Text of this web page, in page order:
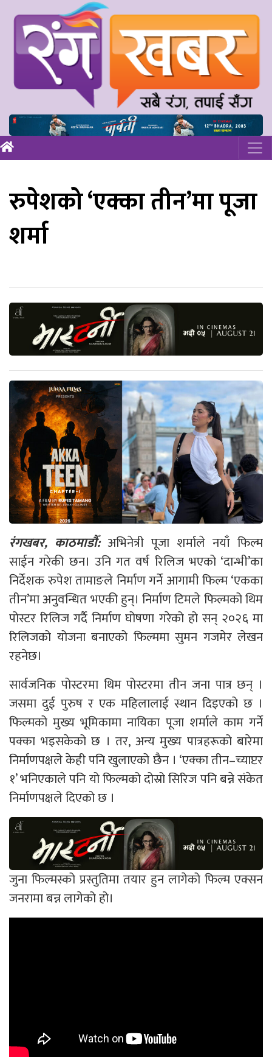
रुपेशको ‘एक्का तीन’मा पूजा
शर्मा
रंगखबर, काठमाडौँ: अभिनेत्री पूजा शर्माले नयाँ फिल्म
साईन गरेकी छन। उनि गत वर्ष रिलिज भएको ‘दान्भी’का
निर्देशक रुपेश तामाङले निर्माण गर्ने आगामी फिल्म ‘एकका
तीन’मा अनुवन्धित भएकी हुन्। निर्माण टिमले फिल्मको थिम
पोस्टर रिलिज गर्दै निर्माण घोषणा गरेको हो सन् २०२६ मा
रिलिजको योजना बनाएको फिल्ममा सुमन गजमेर लेखन
रहनेछ।
सार्वजनिक पोस्टरमा थिम पोस्टरमा तीन जना पात्र छन् ।
जसमा दुई पुरुष र एक महिलालाई स्थान दिइएको छ ।
फिल्मको मुख्य भूमिकामा नायिका पूजा शर्माले काम गर्ने
पक्का भइसकेको छ । तर, अन्य मुख्य पात्रहरूको बारेमा
निर्माणपक्षले केही पनि खुलाएको छैन । ‘एक्का तीन–च्याप्टर
१’ भनिएकाले पनि यो फिल्मको दोस्रो सिरिज पनि बन्ने संकेत
निर्माणपक्षले दिएको छ ।
जुना फिल्मस्को प्रस्तुतिमा तयार हुन लागेको फिल्म एक्सन
जनरामा बन्न लागेको हो।